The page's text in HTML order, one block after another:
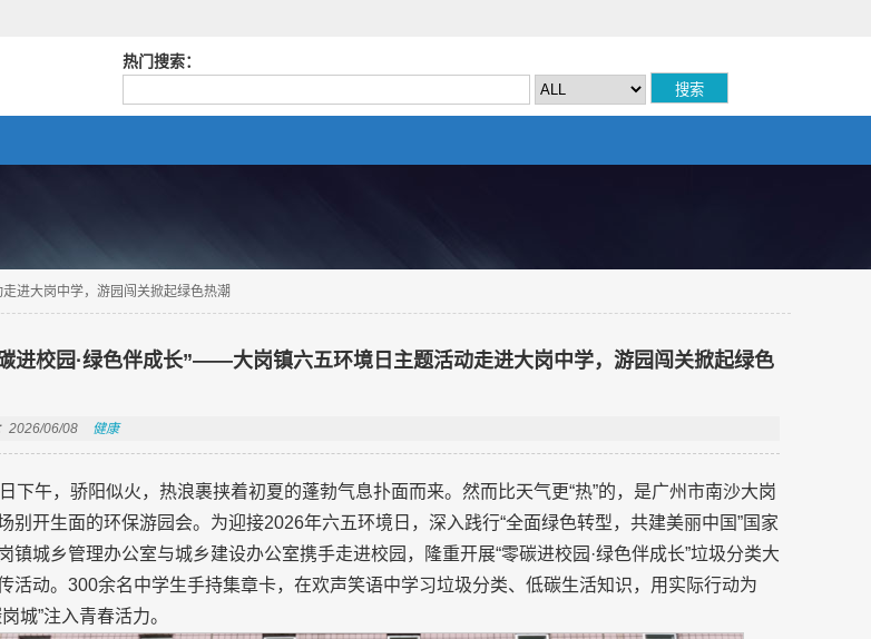
热门搜索：
进大岗中学，游园闯关掀起绿色热潮
进校园·绿色伴成长”——大岗镇六五环境日主题活动走进大岗中学，游园闯关掀起绿色
2026/06/08 健康
下午，骄阳似火，热浪裹挟着初夏的蓬勃气息扑面而来。然而比天气更“热”的，是广州市南沙大岗
别开生面的环保游园会。为迎接2026年六五环境日，深入践行“全面绿色转型，共建美丽中国”国家
镇城乡管理办公室与城乡建设办公室携手走进校园，隆重开展“零碳进校园·绿色伴成长”垃圾分类大
活动。300余名中学生手持集章卡，在欢声笑语中学习垃圾分类、低碳生活知识，用实际行动为
城”注入青春活力。